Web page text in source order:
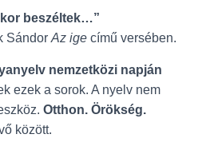
beszéltek…”
Sándor Az ige című versében.
nemzetközi napján
ezek a sorok. A nyelv nem
Otthon. Örökség.
között.